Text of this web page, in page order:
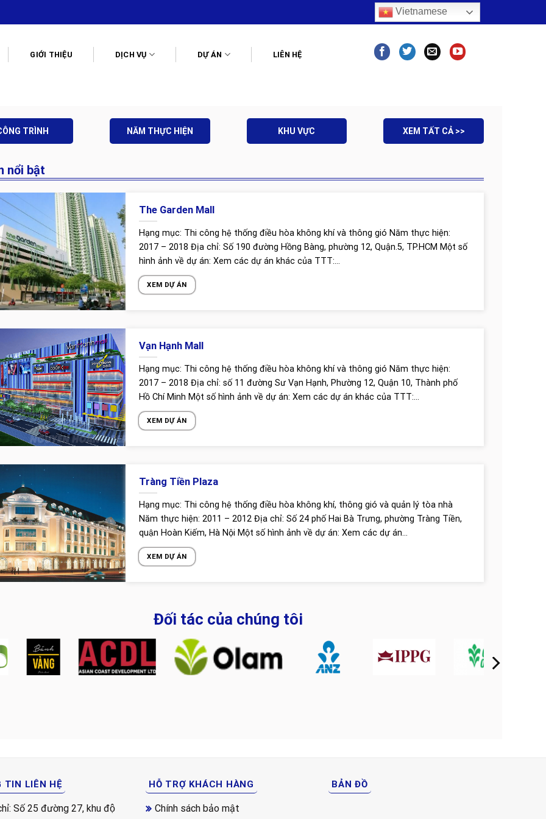
GIỚI THIỆU DỊCH VỤ DỰ ÁN LIÊN HỆ
xử lý nước thải Thiết bị vệ sinh và vòi nước
TRÌNH NĂM THỰC HIỆN KHU VỰC XEM TẤT CẢ >>
nổi bật
The Garden Mall
Hạng mục: Thi công hệ thống điều hòa không khí và thông gió Năm thực hiện:
2017 – 2018 Địa chỉ: Số 190 đường Hồng Bàng, phường 12, Quận.5, TP.HCM Một số
hình ảnh về dự án: Xem các dự án khác của TTT:...
XEM DỰ ÁN
Vạn Hạnh Mall
Hạng mục: Thi công hệ thống điều hòa không khí và thông gió Năm thực hiện:
2017 – 2018 Địa chỉ: số 11 đường Sư Vạn Hạnh, Phường 12, Quận 10, Thành phố
Hồ Chí Minh Một số hình ảnh về dự án: Xem các dự án khác của TTT:...
XEM DỰ ÁN
Tràng Tiền Plaza
Hạng mục: Thi công hệ thống điều hòa không khí, thông gió và quản lý tòa nhà
Năm thực hiện: 2011 – 2012 Địa chỉ: Số 24 phố Hai Bà Trưng, phường Tràng Tiền,
quận Hoàn Kiếm, Hà Nội Một số hình ảnh về dự án: Xem các dự án...
XEM DỰ ÁN
Đối tác của chúng tôi
TIN LIÊN HỆ
Số 25 đường 27, khu độ
HỖ TRỢ KHÁCH HÀNG
Chính sách bảo mật
BẢN ĐỒ
Vietnamese